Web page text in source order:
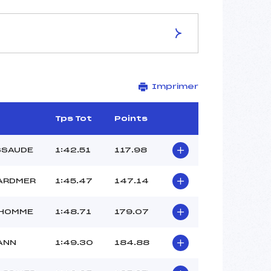
–
2140
38
14H45
ANTOINE (MV)
Imprimer
Tps Tot Points
1:42.51 117.98
1:45.47 147.14
1:48.71 179.07
1:49.30 184.88